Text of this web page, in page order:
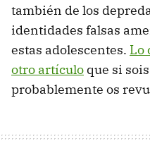
también de los
identidades falsas
estas adolescentes. Lo
otro artículo que si
probablemente os